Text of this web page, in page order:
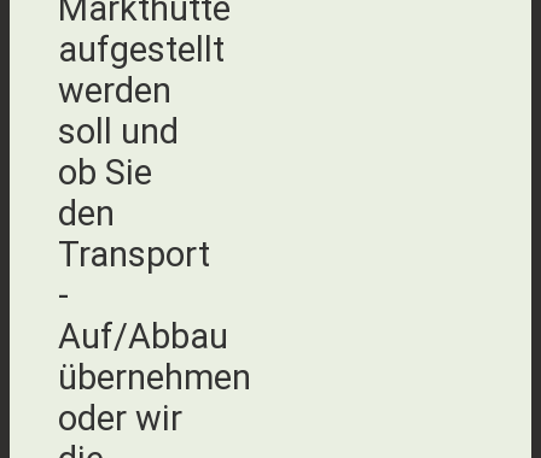
Markthütte
aufgestellt
werden
soll und
ob Sie
den
Transport
-
Auf/Abbau
übernehmen
oder wir